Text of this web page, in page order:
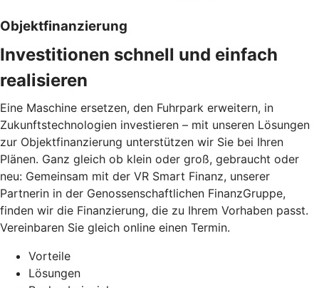
Objektfinanzierung
Investitionen schnell und einfach
realisieren
Eine Maschine ersetzen, den Fuhrpark erweitern, in
Zukunftstechnologien investieren – mit unseren Lösungen
zur Objektfinanzierung unterstützen wir Sie bei Ihren
Plänen. Ganz gleich ob klein oder groß, gebraucht oder
neu: Gemeinsam mit der VR Smart Finanz, unserer
Partnerin in der Genossenschaftlichen FinanzGruppe,
finden wir die Finanzierung, die zu Ihrem Vorhaben passt.
Vereinbaren Sie gleich online einen Termin.
Vorteile
Lösungen